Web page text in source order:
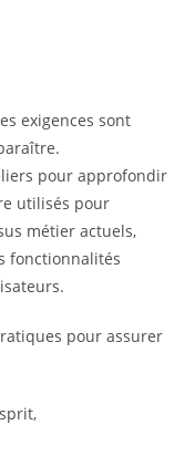
exigences sont
pour approfondir
utilisés pour
métier actuels,
fonctionnalités
pour assurer